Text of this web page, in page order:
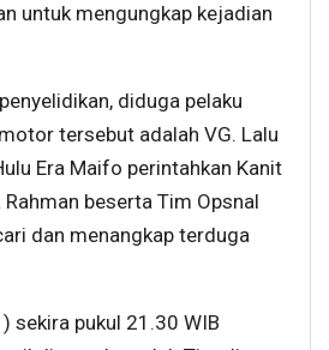
untuk mengungkap kejadian
diduga pelaku
tersebut adalah VG. Lalu
Era Maifo perintahkan Kanit
beserta Tim Opsnal
dan menangkap terduga
sekira pukul 21.30 WIB